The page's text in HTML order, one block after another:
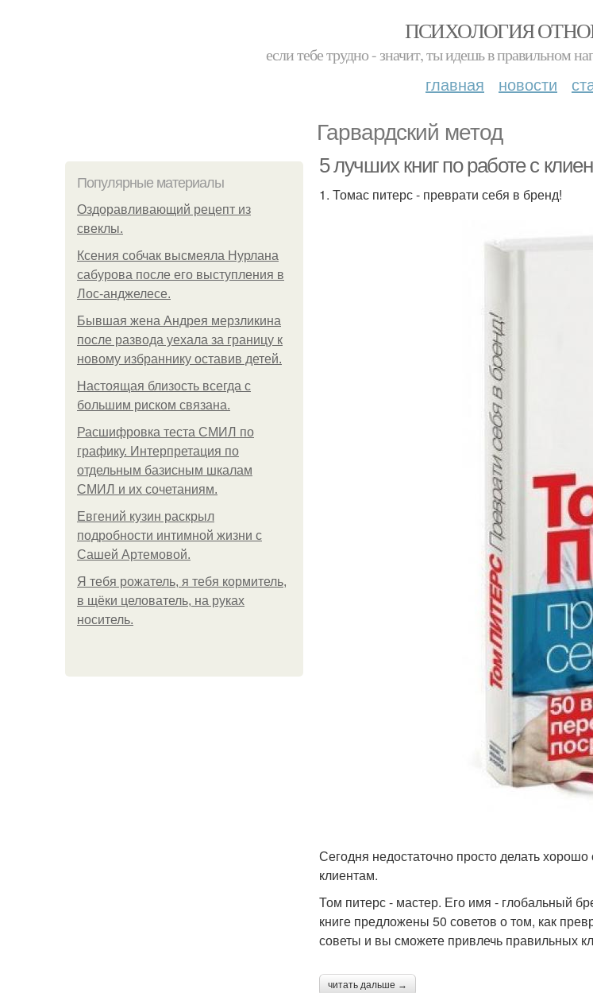
ПСИХОЛОГИЯ
если тебе трудно - значит, ты идешь в правильном
главная новости
Гарвардский метод
Популярные материалы
Оздоравливающий рецепт из
свеклы.
Ксения собчак высмеяла Нурлана
сабурова после его выступления в
Лос-анджелесе.
Бывшая жена Андрея мерзликина
после развода уехала за границу к
новому избраннику оставив детей.
Hacтоящая близость всегда с
большим риском связана.
Расшифровка теста СМИЛ по
графику. Интерпретация по
отдельным базисным шкалам
СМИЛ и их сочетаниям.
Евгений кузин раскрыл
подробности интимной жизни с
Сашей Артемовой.
Я тебя рожатель, я тебя кормитель,
в щёки целователь, на руках
носитель.
5 лучших книг по работе с
1. Томас питерс - преврати себя в бренд!
Сегодня недостаточно просто делать
клиентам.
Том питерс - мастер. Его имя - глобальный
книге предложены 50 советов о том, как
советы и вы сможете привлечь правильных
читать дальше →